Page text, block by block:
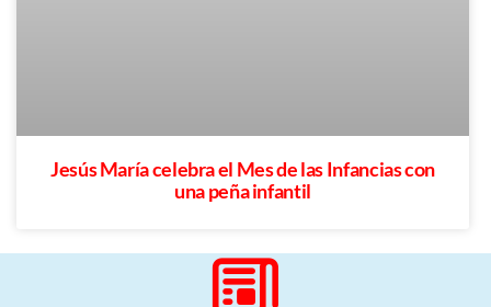
Jesús María celebra el Mes de las Infancias con
una peña infantil